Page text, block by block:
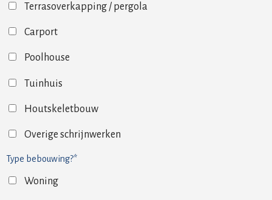
Terrasoverkapping / pergola
Carport
Poolhouse
Tuinhuis
Houtskeletbouw
Overige schrijnwerken
Type bebouwing?*
Woning